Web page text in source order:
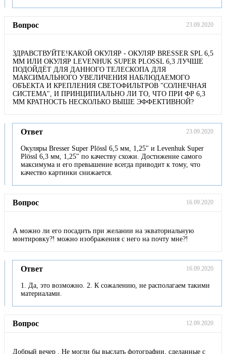
Вопрос 23.09.2020
ЗДРАВСТВУЙТЕ!КАКОЙ ОКУЛЯР - ОКУЛЯР BRESSER SPL 6,5
ММ ИЛИ ОКУЛЯР LEVENHUK SUPER PLOSSL 6,3 ЛУЧШЕ
ПОДОЙДЁТ ДЛЯ ДАННОГО ТЕЛЕСКОПА ДЛЯ
МАКСИМАЛЬНОГО УВЕЛИЧЕНИЯ НАБЛЮДАЕМОГО
ОБЪЕКТА И КРЕПЛЕНИЯ СВЕТОФИЛЬТРОВ "СОЛНЕЧНАЯ
СИСТЕМА", И ПРИНЦИПИАЛЬНО ЛИ ТО, ЧТО ПРИ ФР 6,3
ММ КРАТНОСТЬ НЕСКОЛЬКО ВЫШЕ ЭФФЕКТИВНОЙ?
Ответ 23.09.2020
Окуляры Bresser Super Plössl 6,5 мм, 1,25" и Levenhuk Super
Plössl 6,3 мм, 1,25" по качеству схожи. Достижение самого
максимума и его превышение всегда приводит к тому, что
качество картинки снижается.
Вопрос 16.09.2020
А можно ли его посадить при желании на экваториальную
монтировку?! можно изображения с него на почту мне?!
Ответ 16.09.2020
1. Да, это возможно. 2. К сожалению, не располагаем такими
материалами.
Вопрос 12.09.2020
Добрый вечер . Не могли бы выслать фотографии, сделанные с